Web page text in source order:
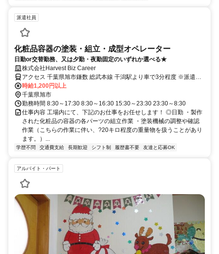
派遣社員
化粧品容器の塗装・組立・成型オペレーター
日勤or交替勤務、又は夕勤・夜勤固定のいずれか選べる★
株式会社Harvest Biz Career
アクセス 千葉県旭市鎌数 総武本線 干潟駅より車で3分程度 ※派遣求
人のため地図情報は市役所などの位置になっております。ご了承くだ
さい。
時給1,200円以上
千葉県旭市
勤務時間 8:30～17:30 8:30～16:30 15:30～23:30 23:30～8:30
仕事内容 工場内にて、下記のお仕事をお任せします！ ◎日勤 ・製作
された化粧品の容器の各パーツの組立作業 ・塗装機械の調整や確認
作業（こちらの作業に伴い、?20キロ程度の重量物を扱うことがあり
ます。）...
学歴不問 交通費支給 長期歓迎 シフト制 履歴書不要 友達と応募OK
アルバイト・パート